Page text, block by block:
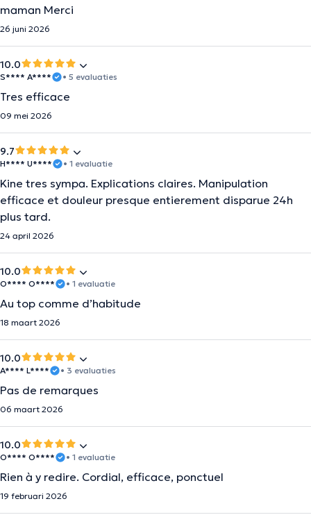
maman Merci
26 juni 2026
10.0
S**** A**** • 5 evaluaties
Tres efficace
09 mei 2026
9.7
H**** U**** • 1 evaluatie
Kine tres sympa. Explications claires. Manipulation
efficace et douleur presque entierement disparue 24h
plus tard.
24 april 2026
10.0
O**** O**** • 1 evaluatie
Au top comme d’habitude
18 maart 2026
10.0
A**** L**** • 3 evaluaties
Pas de remarques
06 maart 2026
10.0
O**** O**** • 1 evaluatie
Rien à y redire. Cordial, efficace, ponctuel
19 februari 2026